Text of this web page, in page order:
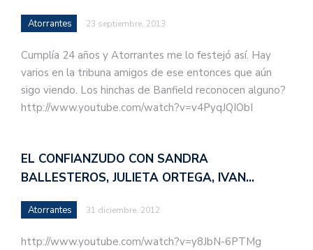
Atorrantes 23 septiembre, 2013
Cumplía 24 años y Atorrantes me lo festejó así. Hay
varios en la tribuna amigos de ese entonces que aún
sigo viendo. Los hinchas de Banfield reconocen alguno?
http://www.youtube.com/watch?v=v4PyqJQIObI
EL CONFIANZUDO CON SANDRA
BALLESTEROS, JULIETA ORTEGA, IVAN…
Atorrantes 31 diciembre, 2012
http://www.youtube.com/watch?v=y8JbN-6PTMg